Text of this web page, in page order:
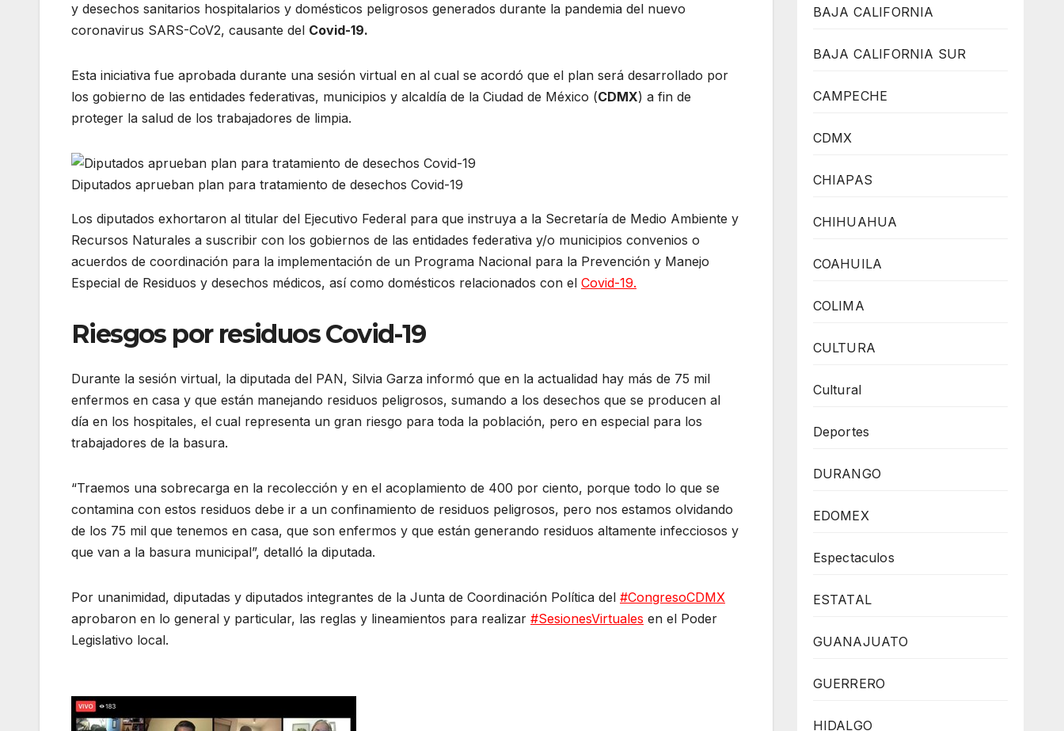
y desechos sanitarios hospitalarios y domésticos peligrosos generados durante la pandemia del nuevo
coronavirus SARS-CoV2, causante del Covid-19.
Esta iniciativa fue aprobada durante una sesión virtual en al cual se acordó que el plan será desarrollado por
los gobierno de las entidades federativas, municipios y alcaldía de la Ciudad de México (CDMX) a fin de
proteger la salud de los trabajadores de limpia.
Diputados aprueban plan para tratamiento de desechos Covid-19
Los diputados exhortaron al titular del Ejecutivo Federal para que instruya a la Secretaría de Medio Ambiente y
Recursos Naturales a suscribir con los gobiernos de las entidades federativa y/o municipios convenios o
acuerdos de coordinación para la implementación de un Programa Nacional para la Prevención y Manejo
Especial de Residuos y desechos médicos, así como domésticos relacionados con el Covid-19.
Riesgos por residuos Covid-19
Durante la sesión virtual, la diputada del PAN, Silvia Garza informó que en la actualidad hay más de 75 mil
enfermos en casa y que están manejando residuos peligrosos, sumando a los desechos que se producen al
día en los hospitales, el cual representa un gran riesgo para toda la población, pero en especial para los
trabajadores de la basura.
“Traemos una sobrecarga en la recolección y en el acoplamiento de 400 por ciento, porque todo lo que se
contamina con estos residuos debe ir a un confinamiento de residuos peligrosos, pero nos estamos olvidando
de los 75 mil que tenemos en casa, que son enfermos y que están generando residuos altamente infecciosos y
que van a la basura municipal”, detalló la diputada.
Por unanimidad, diputadas y diputados integrantes de la Junta de Coordinación Política del #CongresoCDMX
aprobaron en lo general y particular, las reglas y lineamientos para realizar #SesionesVirtuales en el Poder
Legislativo local.
BAJA CALIFORNIA
BAJA CALIFORNIA SUR
CAMPECHE
CDMX
CHIAPAS
CHIHUAHUA
COAHUILA
COLIMA
CULTURA
Cultural
Deportes
DURANGO
EDOMEX
Espectaculos
ESTATAL
GUANAJUATO
GUERRERO
HIDALGO